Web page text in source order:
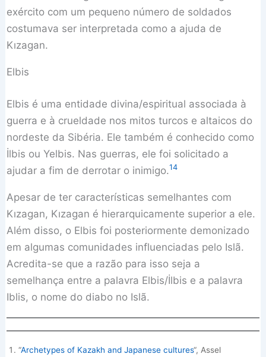
exército com um pequeno número de soldados
costumava ser interpretada como a ajuda de
Kızagan.
Elbis
Elbis é uma entidade divina/espiritual associada à
guerra e à crueldade nos mitos turcos e altaicos do
nordeste da Sibéria. Ele também é conhecido como
İlbis ou Yelbis. Nas guerras, ele foi solicitado a
ajudar a fim de derrotar o inimigo.14
Apesar de ter características semelhantes com
Kızagan, Kızagan é hierarquicamente superior a ele.
Além disso, o Elbis foi posteriormente demonizado
em algumas comunidades influenciadas pelo Islã.
Acredita-se que a razão para isso seja a
semelhança entre a palavra Elbis/İlbis e a palavra
Iblis, o nome do diabo no Islã.
“Archetypes of Kazakh and Japanese cultures“, Assel